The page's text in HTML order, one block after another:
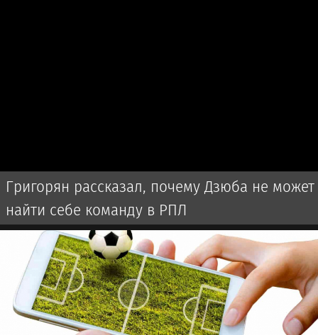
Григорян рассказал, почему Дзюба не может
найти себе команду в РПЛ